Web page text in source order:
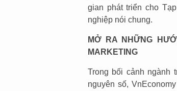
gian phát triển cho
nghiệp nói chung.
MỞ RA NHỮNG
MARKETING
Trong bối cảnh ngành
nguyên số,